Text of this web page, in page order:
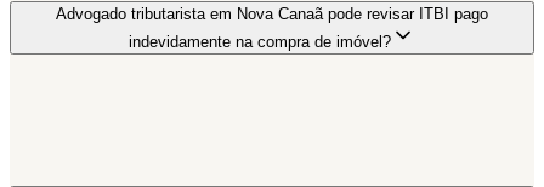
Advogado tributarista em Nova Canaã pode revisar ITBI pago
indevidamente na compra de imóvel?